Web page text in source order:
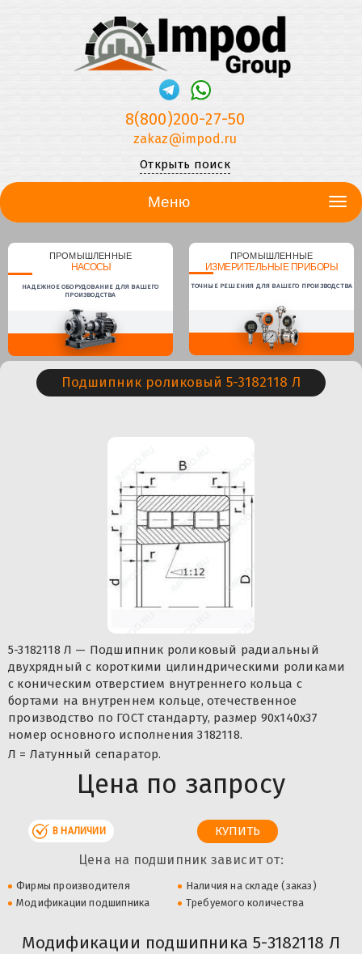
8(800)200-27-50
zakaz@impod.ru
Открыть поиск
Меню
ПРОМЫШЛЕННЫЕ
НАСОСЫ
НАДЕЖНОЕ ОБОРУДОВАНИЕ ДЛЯ ВАШЕГО
ПРОИЗВОДСТВА
ПРОМЫШЛЕННЫЕ
ИЗМЕРИТЕЛЬНЫЕ ПРИБОРЫ
ТОЧНЫЕ РЕШЕНИЯ ДЛЯ ВАШЕГО ПРОИЗВОДСТВА
Подшипник роликовый 5-3182118 Л
5-3182118 Л — Подшипник роликовый радиальный
двухрядный с короткими цилиндрическими роликами
с коническим отверстием внутреннего кольца с
бортами на внутреннем кольце, отечественное
производство по ГОСТ стандарту, размер 90x140x37
номер основного исполнения 3182118.
Л = Латунный сепаратор.
Цена по запросу
В НАЛИЧИИ
Цена на подшипник зависит от:
Фирмы производителя
Наличия на складе (заказ)
Модификации подшипника
Требуемого количества
Модификации подшипника 5-3182118 Л